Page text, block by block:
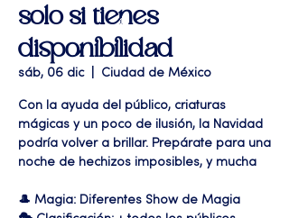
solo si tienes
disponibilidad
sáb, 06 dic
  |
Ciudad de México
Con la ayuda del público, criaturas
mágicas y un poco de ilusión, la Navidad
podría volver a brillar. Prepárate para una
noche de hechizos imposibles, y mucha
🎩 Magia: Diferentes Show de Magia